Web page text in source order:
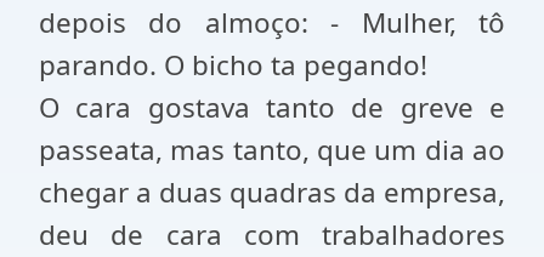
depois do almoço: - Mulher, tô
parando. O bicho ta pegando!
O cara gostava tanto de greve e
passeata, mas tanto, que um dia ao
chegar a duas quadras da empresa,
deu de cara com trabalhadores